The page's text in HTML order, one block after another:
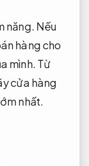
năng. Nếu
hàng cho
mình. Từ
cửa hàng
nhất.